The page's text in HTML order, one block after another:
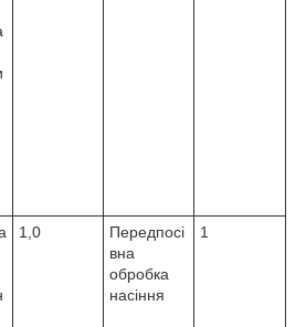
1,0
Передпосі
вна
обробка
насіння
1